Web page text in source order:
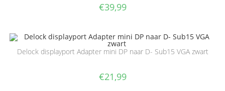
€39,99
Delock displayport Adapter mini DP naar D- Sub15 VGA zwart
€21,99